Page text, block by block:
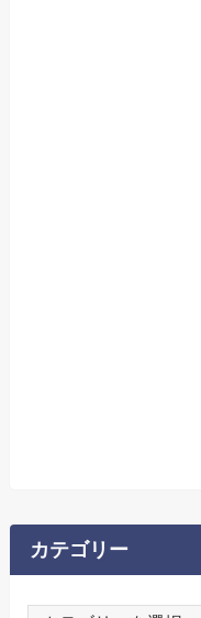
カテゴリー